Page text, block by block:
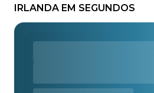
IRLANDA EM SEGUNDOS